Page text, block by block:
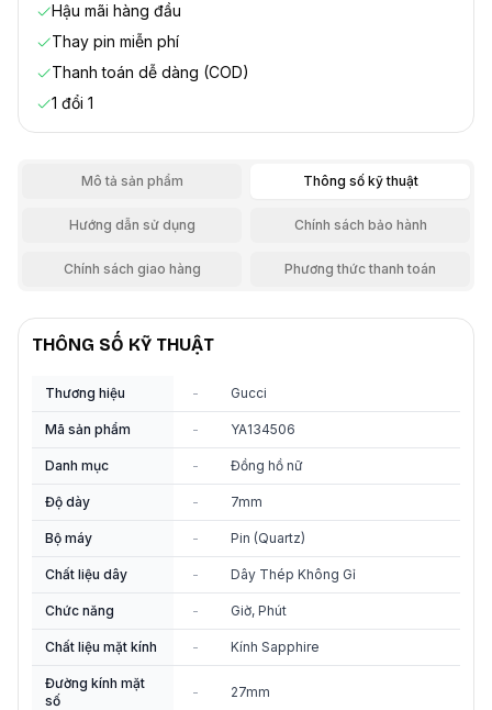
Hậu mãi hàng đầu
Thay pin miễn phí
Thanh toán dễ dàng (COD)
1 đổi 1
Mô tả sản phẩm Thông số kỹ thuật
Hướng dẫn sử dụng Chính sách bảo hành
Chính sách giao hàng Phương thức thanh toán
THÔNG SỐ KỸ THUẬT
Thương hiệu - Gucci
Mã sản phẩm - YA134506
Danh mục - Đồng hồ nữ
Độ dày - 7mm
Bộ máy - Pin (Quartz)
Chất liệu dây - Dây Thép Không Gỉ
Chức năng - Giờ, Phút
Chất liệu mặt kính - Kính Sapphire
Đường kính mặt
số
- 27mm